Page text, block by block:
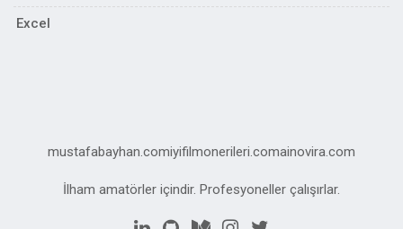
Excel
mustafabayhan.comiyifilmonerileri.comainovira.com
İlham amatörler içindir. Profesyoneller çalışırlar.